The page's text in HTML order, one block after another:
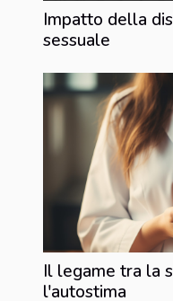
Impatto della
sessuale
Il legame tra la
l'autostima